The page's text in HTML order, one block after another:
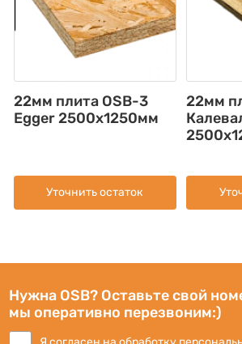
22мм плита OSB-3
Egger 2500х1250мм
Уточнить остаток
22мм
Нужна OSB? Оставьте свой
мы оперативно перезвоним:)